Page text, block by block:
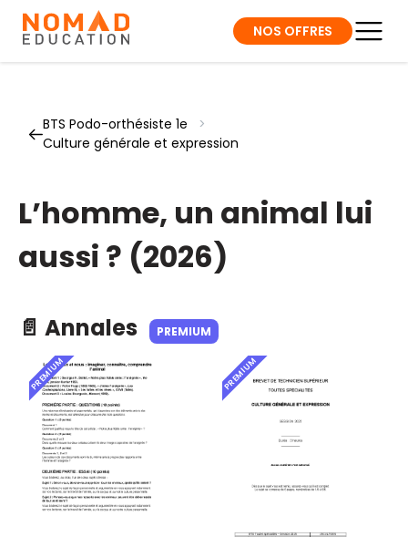
NOS OFFRES
BTS Podo-orthésiste 1e
>
Culture générale et expression
L’homme, un animal lui
aussi ? (2026)
📄 Annales PREMIUM
PREMIUM PREMIUM